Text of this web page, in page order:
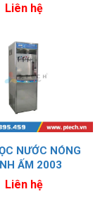
Liên hệ
NƯỚC NÓNG
ẤM 2003
Liên hệ